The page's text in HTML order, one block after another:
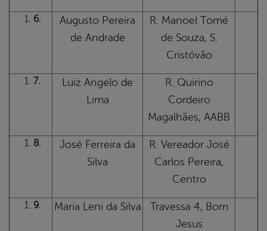
6.
Augusto Pereira
de Andrade
R. Manoel Tomé
de Souza, S.
Cristóvão
7.
Luiz Angelo de
Lima
R. Quirino
Cordeiro
Magalhães, AABB
8.
José Ferreira da
Silva
R. Vereador José
Carlos Pereira,
Centro
9. Maria Leni da Silva
Travessa 4, Bom
Jesus